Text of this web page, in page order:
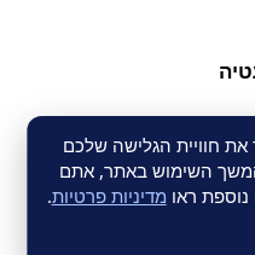
חוויית הגלישה שלכם
השימוש באתר, אתם
ראו מדיניות פרטיות.
בוואטסאפ לתרגול,